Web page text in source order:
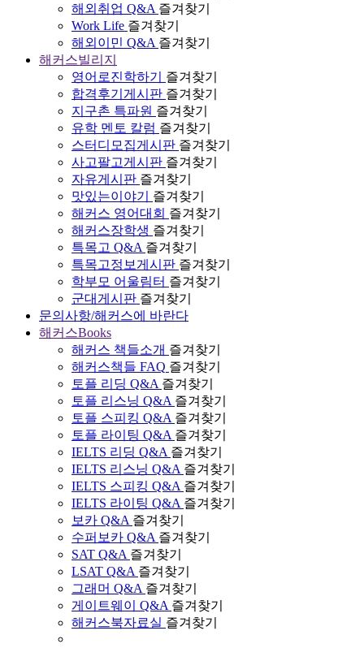
해외취업 Q&A 즐겨찾기
Work Life 즐겨찾기
해외이민 Q&A 즐겨찾기
해커스빌리지
영어로진학하기
즐겨찾기
합격후기게시판 즐겨찾기
지구촌 특파원 즐겨찾기
유학 멘토 칼럼 즐겨찾기
스터디모집게시판 즐겨찾기
사고팔고게시판 즐겨찾기
자유게시판 즐겨찾기
맛있는이야기
즐겨찾기
해커스 영어대회 즐겨찾기
해커스장학생 즐겨찾기
특목고 Q&A 즐겨찾기
특목고정보게시판 즐겨찾기
학부모 어울림터 즐겨찾기
군대게시판 즐겨찾기
문의사항/해커스에 바란다
해커스Books
해커스 책들소개 즐겨찾기
해커스책들 FAQ 즐겨찾기
토플 리딩 Q&A 즐겨찾기
토플 리스닝 Q&A 즐겨찾기
토플 스피킹 Q&A 즐겨찾기
토플 라이팅 Q&A 즐겨찾기
IELTS 리딩 Q&A 즐겨찾기
IELTS 리스닝 Q&A 즐겨찾기
IELTS 스피킹 Q&A 즐겨찾기
IELTS 라이팅 Q&A 즐겨찾기
보카 Q&A 즐겨찾기
수퍼보카 Q&A 즐겨찾기
SAT Q&A 즐겨찾기
LSAT Q&A 즐겨찾기
그래머 Q&A 즐겨찾기
게이트웨이 Q&A 즐겨찾기
해커스북자료실 즐겨찾기